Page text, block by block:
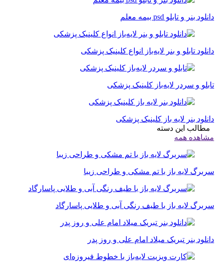
دانلود بنر و تابلو psd بیمه معلم
دانلود تابلو و بنر لایه‌باز انواع کلینیک پزشکی
تابلو و سردر لایه‌باز کلینیک پزشکی
دانلود بنر لایه باز کلینیک پزشکی
مطالب این دسته
مشاهده همه
سربرگ لایه باز با تم مشکی و طراحی زیبا
سربرگ لایه باز با طیف رنگی آبی و طلایی پاسارگاد
دانلود بنر تبریک میلاد امام علی و روز پدر